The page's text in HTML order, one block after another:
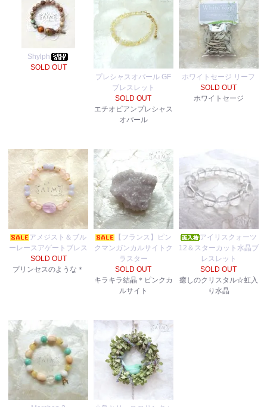
Shylph
SOLD OUT
プレシャスオパール GF
ブレスレット
SOLD OUT
エチオピアンプレシャス
オパール
ホワイトセージ リーフ
SOLD OUT
ホワイトセージ
アメジスト＆ブル
ーレースアゲートブレス
SOLD OUT
プリンセスのような＊
【フランス】ピン
クマンガンカルサイトク
ラスター
SOLD OUT
キラキラ結晶＊ピンクカ
ルサイト
アイリスクォーツ
12＆スターカット水晶ブ
レスレット
SOLD OUT
癒しのクリスタル☆虹入
り水晶